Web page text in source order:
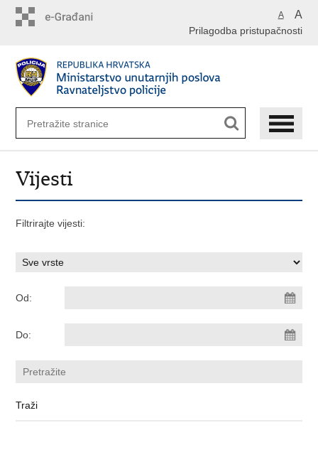
A A
Prilagodba pristupačnosti
Vijesti
Filtrirajte vijesti:
Od:
Do: